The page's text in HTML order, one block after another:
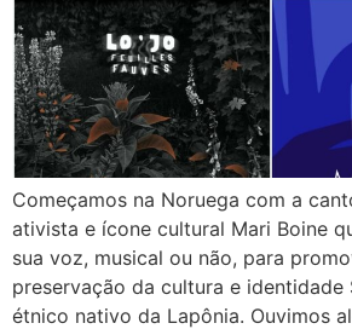
Começamos na Noruega com a
ativista e ícone cultural Mari Boine
sua voz, musical ou não, para
preservação da cultura e identidade
étnico nativo da Lapônia. Ouvimos